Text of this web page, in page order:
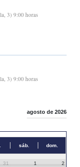
3) 9:00 horas
3) 9:00 horas
agosto de 2026
sáb. dom.
31 1 2